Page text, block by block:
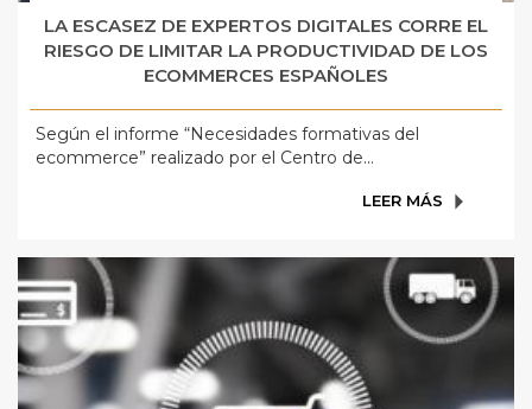
LA ESCASEZ DE EXPERTOS DIGITALES CORRE EL
RIESGO DE LIMITAR LA PRODUCTIVIDAD DE LOS
ECOMMERCES ESPAÑOLES
Según el informe “Necesidades formativas del
ecommerce” realizado por el Centro de...
LEER MÁS